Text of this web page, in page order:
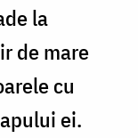
la
de mare
cu
ei.